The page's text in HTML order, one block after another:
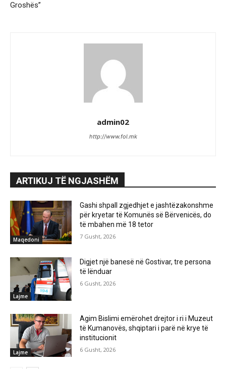
Groshës’’
admin02
http://www.fol.mk
ARTIKUJ TË NGJASHËM
Maqedoni
Gashi shpall zgjedhjet e jashtëzakonshme
për kryetar të Komunës së Bërvenicës, do
të mbahen më 18 tetor
7 Gusht, 2026
Lajme
Digjet një banesë në Gostivar, tre persona
të lënduar
6 Gusht, 2026
Lajme
Agim Bislimi emërohet drejtor i ri i Muzeut
të Kumanovës, shqiptari i parë në krye të
institucionit
6 Gusht, 2026